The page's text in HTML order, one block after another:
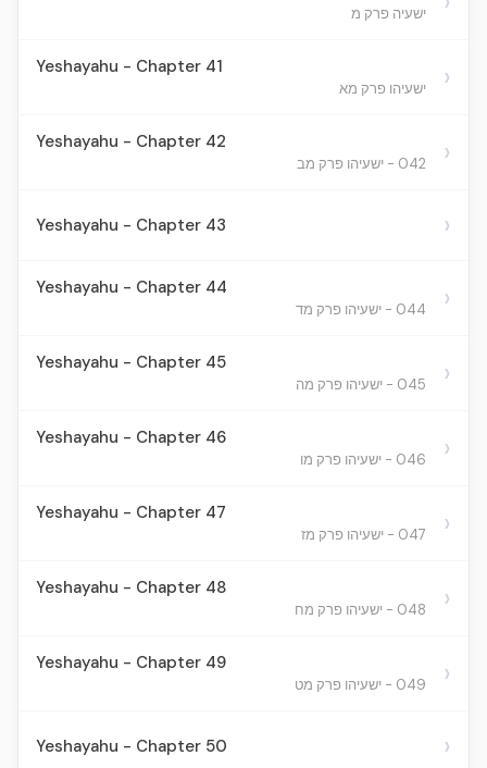
ישעיה פרק מ
Yeshayahu - Chapter 41
ישעיהו פרק מא ›
Yeshayahu - Chapter 42
042 - ישעיהו פרק מב ›
Yeshayahu - Chapter 43 ›
Yeshayahu - Chapter 44
044 - ישעיהו פרק מד ›
Yeshayahu - Chapter 45
045 - ישעיהו פרק מה ›
Yeshayahu - Chapter 46
046 - ישעיהו פרק מו ›
Yeshayahu - Chapter 47
047 - ישעיהו פרק מז ›
Yeshayahu - Chapter 48
048 - ישעיהו פרק מח ›
Yeshayahu - Chapter 49
049 - ישעיהו פרק מט ›
Yeshayahu - Chapter 50 ›